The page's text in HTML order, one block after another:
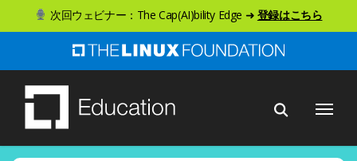
キ
次回ウェビナー：The Cap(AI)bility Edge ➜ 登録はこちら
メニュー